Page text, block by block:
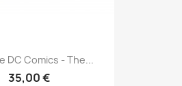
DC Comics - The...
35,00 €